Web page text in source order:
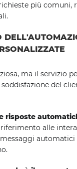
più comuni,
ma il servizio
del
risposte
alle